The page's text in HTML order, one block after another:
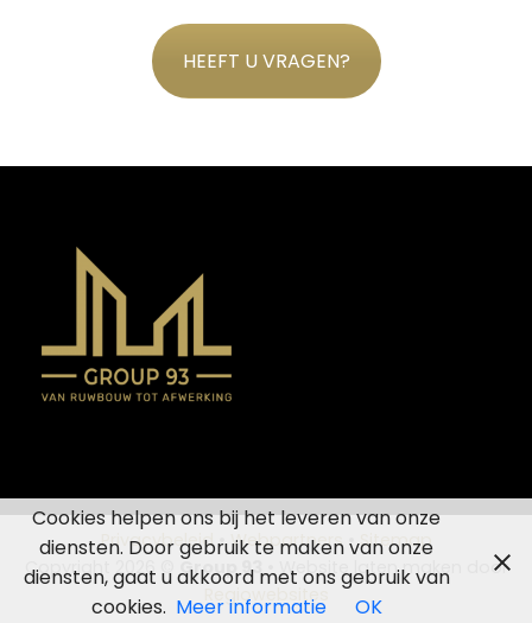
HEEFT U VRAGEN?
Privacybeleid•Webpartners•Sitemap
Copyright 2026 ©
Group 93
• Website laten maken door
Regiowebsites
Cookies helpen ons bij het leveren van onze
diensten. Door gebruik te maken van onze
diensten, gaat u akkoord met ons gebruik van
cookies. Meer informatie OK